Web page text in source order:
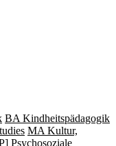
BA Kindheitspädagogik
MA Kultur,
Psychosoziale